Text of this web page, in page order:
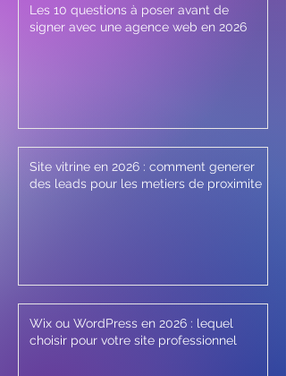
Les 10 questions à poser avant de
signer avec une agence web en 2026
Site vitrine en 2026 : comment generer
des leads pour les metiers de proximite
Wix ou WordPress en 2026 : lequel
choisir pour votre site professionnel